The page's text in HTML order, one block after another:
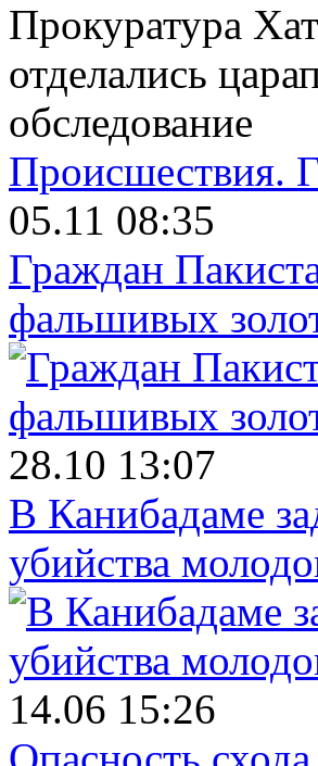
Прокуратура
отделались
обследование
Происшествия.
05.11 08:35
Граждан
фальшивых
28.10 13:07
В Канибадаме
убийства
14.06 15:26